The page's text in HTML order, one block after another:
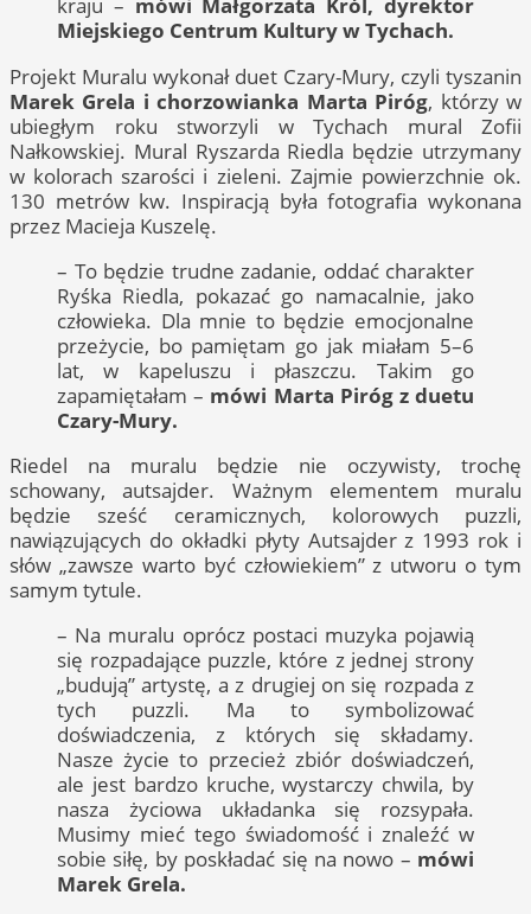
kraju – mówi Małgorzata Król, dyrektor
Miejskiego Centrum Kultury w Tychach.
Projekt Muralu wykonał duet Czary-Mury, czyli tyszanin
Marek Grela i chorzowianka Marta Piróg, którzy w
ubiegłym roku stworzyli w Tychach mural Zofii
Nałkowskiej. Mural Ryszarda Riedla będzie utrzymany
w kolorach szarości i zieleni. Zajmie powierzchnie ok.
130 metrów kw. Inspiracją była fotografia wykonana
przez Macieja Kuszelę.
– To będzie trudne zadanie, oddać charakter
Ryśka Riedla, pokazać go namacalnie, jako
człowieka. Dla mnie to będzie emocjonalne
przeżycie, bo pamiętam go jak miałam 5–6
lat, w kapeluszu i płaszczu. Takim go
zapamiętałam – mówi Marta Piróg z duetu
Czary-Mury.
Riedel na muralu będzie nie oczywisty, trochę
schowany, autsajder. Ważnym elementem muralu
będzie sześć ceramicznych, kolorowych puzzli,
nawiązujących do okładki płyty Autsajder z 1993 rok i
słów „zawsze warto być człowiekiem” z utworu o tym
samym tytule.
– Na muralu oprócz postaci muzyka pojawią
się rozpadające puzzle, które z jednej strony
„budują” artystę, a z drugiej on się rozpada z
tych puzzli. Ma to symbolizować
doświadczenia, z których się składamy.
Nasze życie to przecież zbiór doświadczeń,
ale jest bardzo kruche, wystarczy chwila, by
nasza życiowa układanka się rozsypała.
Musimy mieć tego świadomość i znaleźć w
sobie siłę, by poskładać się na nowo – mówi
Marek Grela.